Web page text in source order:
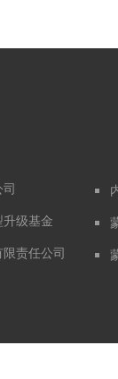
级基金
责任公司